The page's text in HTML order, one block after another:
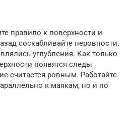
правило к поверхности и
соскабливайте неровности.
углубления. Как только
появятся следы
считается ровным. Работайте
к маякам, но и по